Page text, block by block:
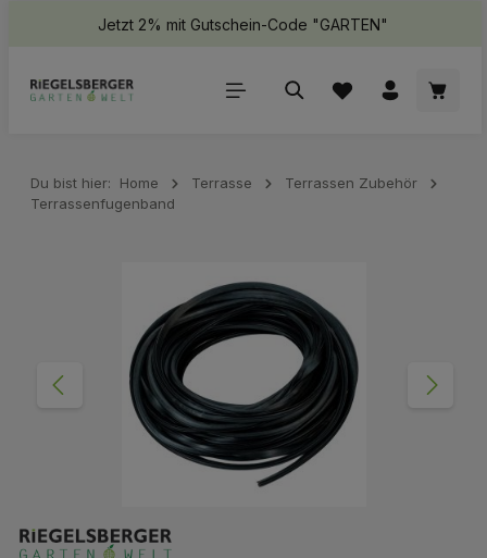
springenJetzt 2% mit Gutschein-Code "GARTEN"
Du bist hier: Home Terrasse
Terrassen Zubehör
Terrassenfugenband